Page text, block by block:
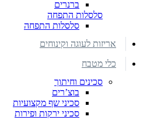
ברנרים
סלסלות התפחה
סלסלות התפחה
אריזות לעוגה וקינוחים
כלי מטבח
סכינים וחיתוך
בוצ’רים
סכיני שף מקצועיות
סכיני ירקות ופירות